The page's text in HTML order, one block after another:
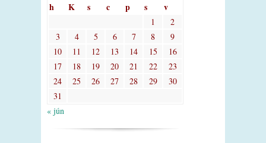
h
K s c p s v
1
2
3
4 5 6 7 8
9
10
11 12 13 14 15
16
17
18 19 20 21 22
23
24
25 26 27 28 29
30
31
« jún